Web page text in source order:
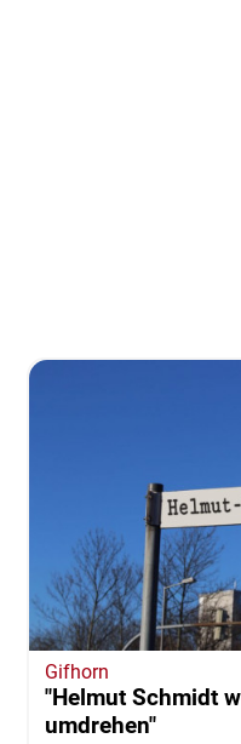
Gifhorn
"Helmut Schmidt
umdrehen"